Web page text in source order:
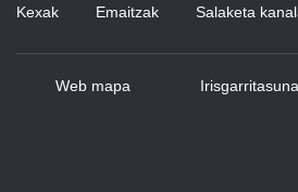
Kexak
Emaitzak Salaketa
Web mapa Irisgarritasuna